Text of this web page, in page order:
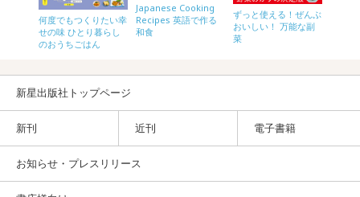
何度でもつくりたい幸
せの味 ひとり暮らし
のおうちごはん
Japanese Cooking
Recipes 英語で作る
和食
ずっと使える！ぜんぶ
おいしい！ 万能な副
菜
新星出版社トップページ
新刊 近刊 電子書籍
お知らせ・プレスリリース